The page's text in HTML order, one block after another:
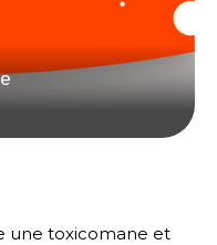
une toxicomane et